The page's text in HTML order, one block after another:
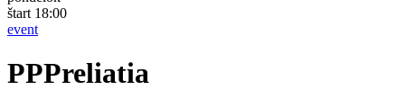
štart 18:00
event
PPPreliatia